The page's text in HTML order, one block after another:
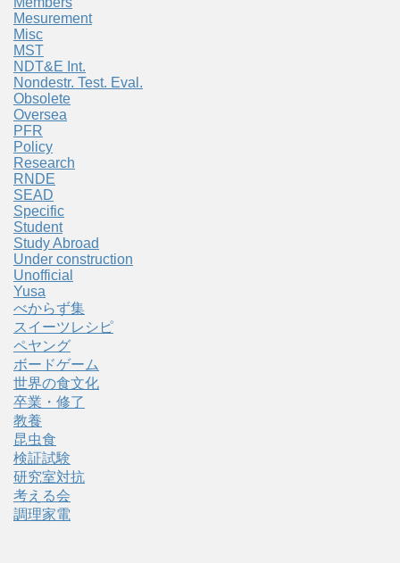
Mesurement
Misc
MST
NDT&E Int.
Nondestr. Test. Eval.
Obsolete
Oversea
PFR
Policy
Research
RNDE
SEAD
Specific
Student
Study Abroad
Under construction
Unofficial
Yusa
べからず集
スイーツレシピ
ペヤング
ボードゲーム
世界の食文化
卒業・修了
教養
昆虫食
検証試験
研究室対抗
考える会
調理家電